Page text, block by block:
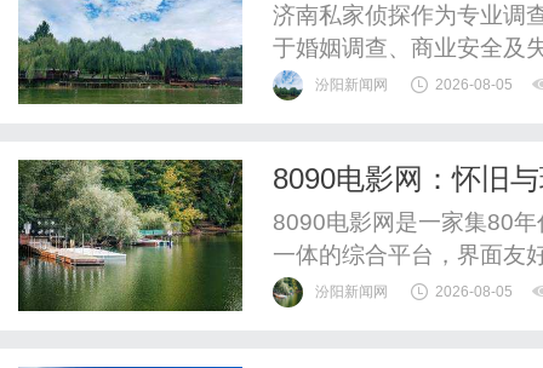
济南私家侦探作为专业调
于婚姻调查、商业安全及
汾阳新闻网 2026-08-05
8090电影网：怀旧
8090电影网是一家集80
一体的综合平台，界面友
活跃互动社区。
汾阳新闻网 2026-08-05